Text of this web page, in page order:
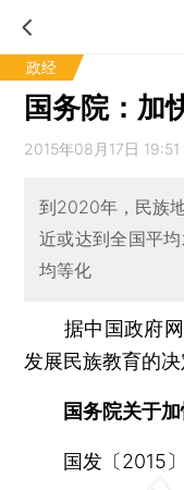
政经
国务院：加
2015年08月17日 19:51
到2020年，民族
近或达到全国平
均等化
据中国政府网
发展民族教育的
国务院关于
国发〔2015